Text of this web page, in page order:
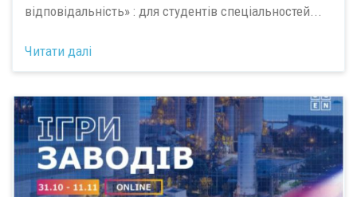
відповідальність» : для студентів спеціальностей...
Читати далі